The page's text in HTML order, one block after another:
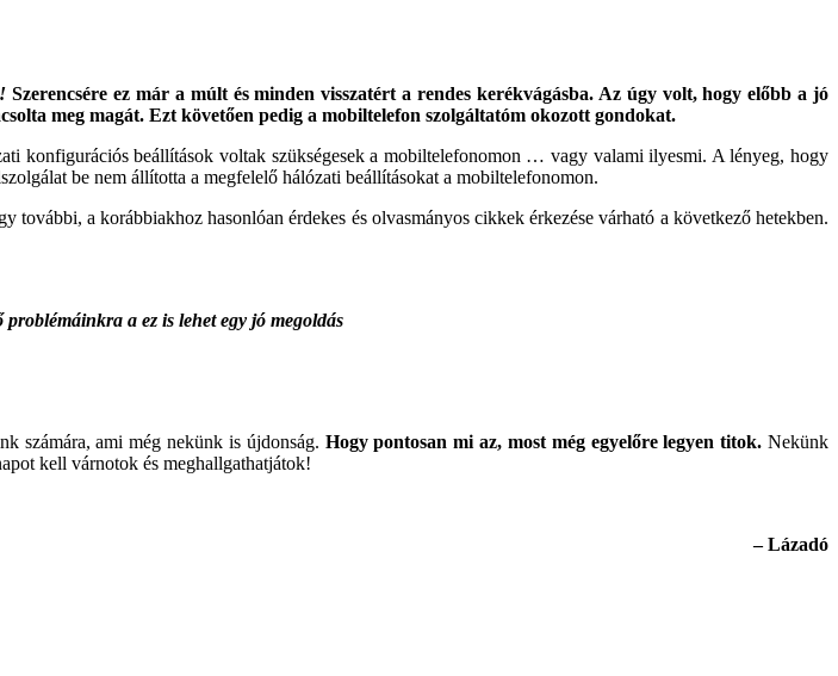
Szerencsére ez már a múlt és minden visszatért a rendes kerékvágásba. Az úgy volt, hogy előbb a jó
meg magát. Ezt követően pedig a mobiltelefon szolgáltatóm okozott gondokat.
konfigurációs beállítások voltak szükségesek a mobiltelefonomon … vagy valami ilyesmi. A lényeg, hogy
be nem állította a megfelelő hálózati beállításokat a mobiltelefonomon.
további, a korábbiakhoz hasonlóan érdekes és olvasmányos cikkek érkezése várható a következő hetekben.
problémáinkra a ez is lehet egy jó megoldás
számára, ami még nekünk is újdonság. Hogy pontosan mi az, most még egyelőre legyen titok. Nekünk
kell várnotok és meghallgathatjátok!
– Lázadó